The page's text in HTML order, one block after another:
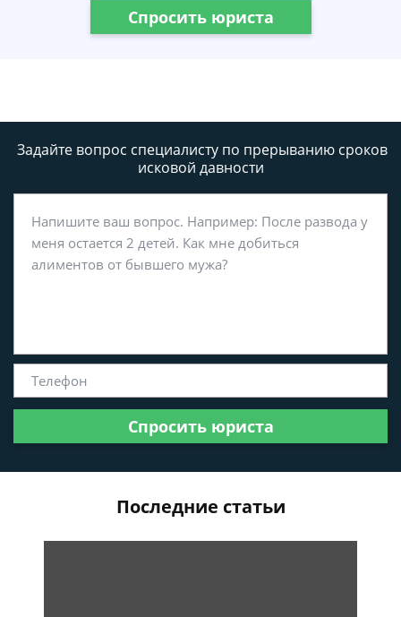
Спросить юриста
Задайте вопрос специалисту по прерыванию сроков
исковой давности
Спросить юриста
Последние статьи